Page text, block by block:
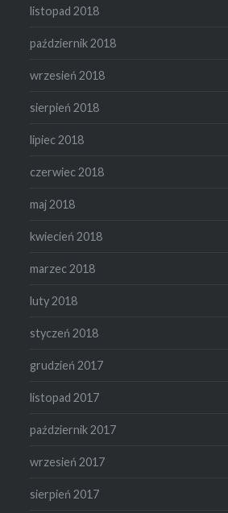
listopad 2018
październik 2018
wrzesień 2018
sierpień 2018
lipiec 2018
czerwiec 2018
maj 2018
kwiecień 2018
marzec 2018
luty 2018
styczeń 2018
grudzień 2017
listopad 2017
październik 2017
wrzesień 2017
sierpień 2017